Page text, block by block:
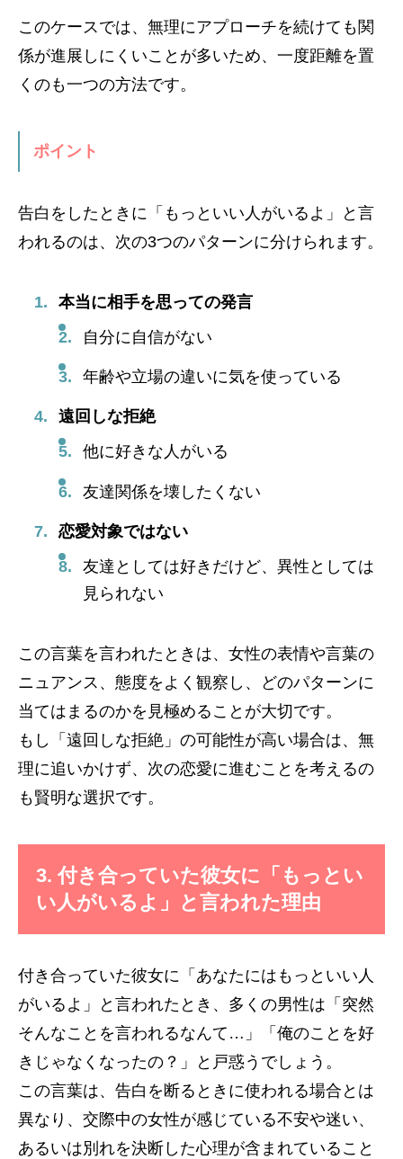
このケースでは、無理にアプローチを続けても関
係が進展しにくいことが多いため、一度距離を置
くのも一つの方法です。
ポイント
告白をしたときに「もっといい人がいるよ」と言
われるのは、次の3つのパターンに分けられます。
本当に相手を思っての発言
自分に自信がない
年齢や立場の違いに気を使っている
遠回しな拒絶
他に好きな人がいる
友達関係を壊したくない
恋愛対象ではない
友達としては好きだけど、異性としては
見られない
この言葉を言われたときは、女性の表情や言葉の
ニュアンス、態度をよく観察し、どのパターンに
当てはまるのかを見極めることが大切です。
もし「遠回しな拒絶」の可能性が高い場合は、無
理に追いかけず、次の恋愛に進むことを考えるの
も賢明な選択です。
3. 付き合っていた彼女に「もっとい
い人がいるよ」と言われた理由
付き合っていた彼女に「あなたにはもっといい人
がいるよ」と言われたとき、多くの男性は「突然
そんなことを言われるなんて…」「俺のことを好
きじゃなくなったの？」と戸惑うでしょう。
この言葉は、告白を断るときに使われる場合とは
異なり、交際中の女性が感じている不安や迷い、
あるいは別れを決断した心理が含まれていること